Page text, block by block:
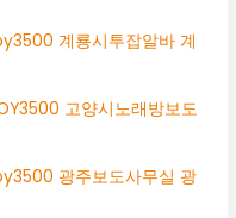
계룡시투잡알바 계
고양시노래방보도
광주보도사무실 광